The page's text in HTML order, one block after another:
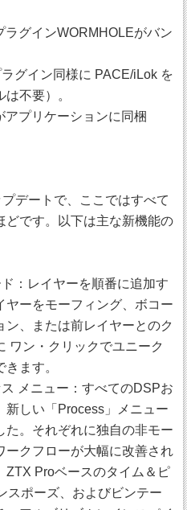
グインWORMHOLEがバン
グイン同様に PACE/iLok を
不要）。
プリケーションに同梱
デートで、ここではすべて
どです。以下は主な新機能の
：レイヤーを順番に追加す
ヤーをモーフィング、ボコー
ン、または前レイヤーとのク
ワン・クリックでユニーク
ます。
メニュー：すべてのDSPお
新しい「Process」メニュー
。それぞれに独自の非モー
ークフローが大幅に改善され
ZTX Proベースのタイム＆ピ
スポーズ、およびビンテー